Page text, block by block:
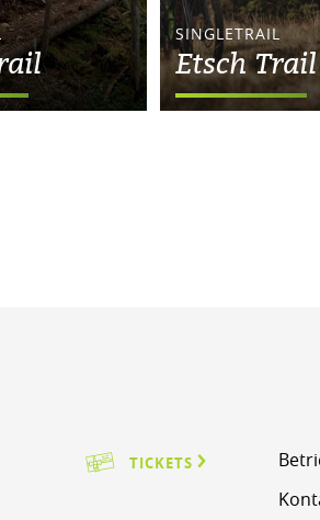
SINGLETRAIL
Etsch Trail
TICKETS